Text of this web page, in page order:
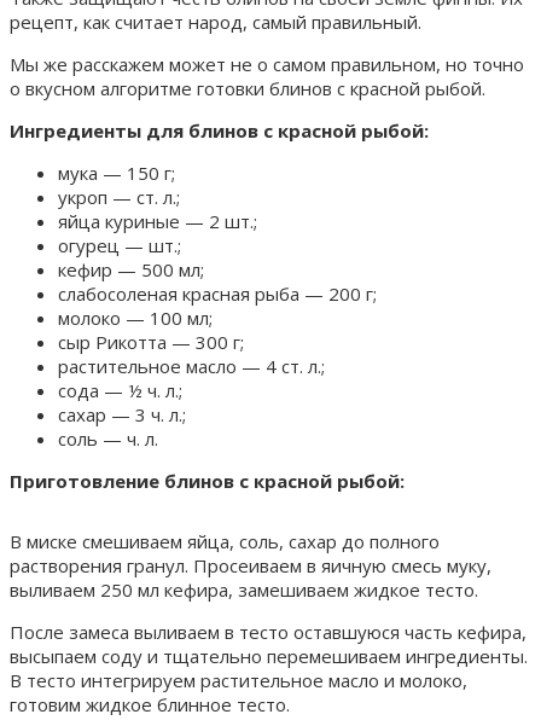
рецепт, как считает народ, самый правильный.
Мы же расскажем может не о самом правильном, но точно
о вкусном алгоритме готовки блинов с красной рыбой.
Ингредиенты для блинов с красной рыбой:
мука — 150 г;
укроп — ст. л.;
яйца куриные — 2 шт.;
огурец — шт.;
кефир — 500 мл;
слабосоленая красная рыба — 200 г;
молоко — 100 мл;
сыр Рикотта — 300 г;
растительное масло — 4 ст. л.;
сода — ½ ч. л.;
сахар — 3 ч. л.;
соль — ч. л.
Приготовление блинов с красной рыбой:
В миске смешиваем яйца, соль, сахар до полного
растворения гранул. Просеиваем в яичную смесь муку,
выливаем 250 мл кефира, замешиваем жидкое тесто.
После замеса выливаем в тесто оставшуюся часть кефира,
высыпаем соду и тщательно перемешиваем ингредиенты.
В тесто интегрируем растительное масло и молоко,
готовим жидкое блинное тесто.